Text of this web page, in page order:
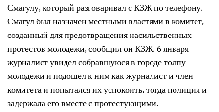
Смагулу, который разговаривал с КЗЖ по телефону.
Смагул был назначен местными властями в комитет,
созданный для предотвращения насильственных
протестов молодежи, сообщил он КЗЖ. 6 января
журналист увидел собравшуюся в городе толпу
молодежи и подошел к ним как журналист и член
комитета и попытался их успокоить, тогда полиция и
задержала его вместе с протестующими.